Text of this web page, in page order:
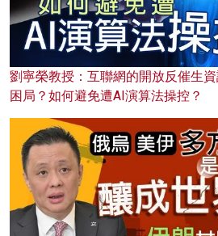
劉寧榮教授：互聯網的開放反催生
困局？如何避免遭AI演算法操控？